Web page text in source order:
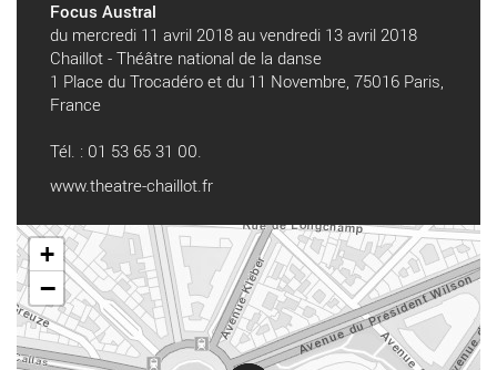
Focus Austral
du mercredi 11 avril 2018 au vendredi 13 avril 2018
Chaillot - Théâtre national de la danse
1 Place du Trocadéro et du 11 Novembre, 75016 Paris,
France
Tél. : 01 53 65 31 00.
www.theatre-chaillot.fr
+
−